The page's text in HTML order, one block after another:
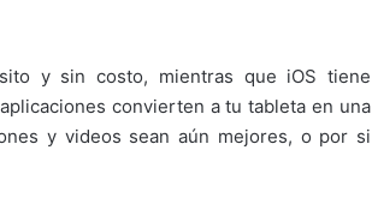
y sin costo, mientras que iOS tiene
convierten a tu tableta en una
y videos sean aún mejores, o por si